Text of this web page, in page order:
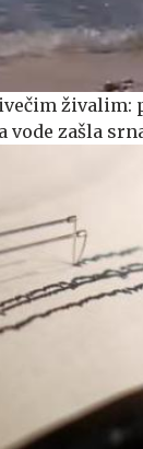
živalim:
vode zašla